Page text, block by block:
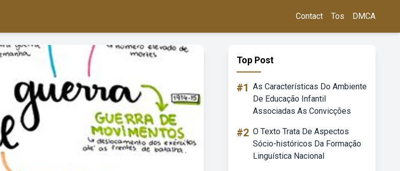
Contact Tos DMCA
Top Post
#1 As Características Do Ambiente
De Educação Infantil
Associadas As Convicções
#2 O Texto Trata De Aspectos
Sócio-históricos Da Formação
Linguística Nacional